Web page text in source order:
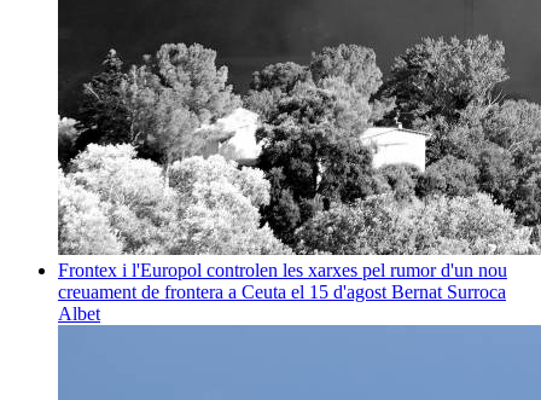
Frontex i l'Europol controlen les xarxes pel rumor d'un nou
creuament de frontera a Ceuta el 15 d'agost Bernat Surroca
Albet